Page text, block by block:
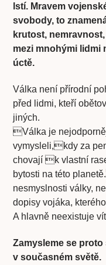
lstí. Mravem
svobody, to
krutost,
mezi mnohými lidmi
úctě.
Válka není přírodní
před lidmi, kteří
jiných.
Válka je
vymysleli,kdy za
chovají k vlastní
bytosti na této
nesmyslnosti války,
dopisy vojáka,
A hlavně neexistuje
Zamysleme se
v současném světě.